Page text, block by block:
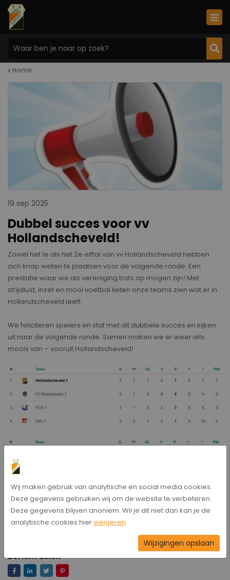
Home
19 sep 2025
Dubbel succes voor vv
Hollandscheveld!
Zowel het 1e als het 2e elftal van vv Hollandscheveld hebben
zich knap weten te plaatsen voor de volgende ronde. Een
prestatie waar we als vereniging trots op mogen zijn! Met
strijdlust, inzet en mooi voetbal lieten onze teams zien wat er in
Hollandscheveld leeft.
We feliciteren spelers en staf met dit dubbele succes en kijken
uit naar de volgende ronde. Samen maken we er weer iets
moois van – vooruit Hollandscheveld!
Bericht delen
Wij maken gebruik van analytische en social media cookies.
Deze gegevens gebruiken wij om de website te verbeteren.
Deze gegevens blijven anoniem. Wil je dit niet dan kan je de
analytische cookies hierweigeren
Wijzigingen opslaan